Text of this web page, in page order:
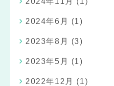
2024年6月 (1)
2023年8月 (3)
2023年5月 (1)
2022年12月 (1)